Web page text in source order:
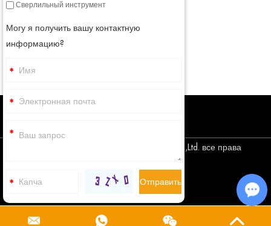
Авторское право © Corediam Tools Co.,Ltd. все права
Сверлильный инструмент
Могу я получить вашу контактную
информацию?